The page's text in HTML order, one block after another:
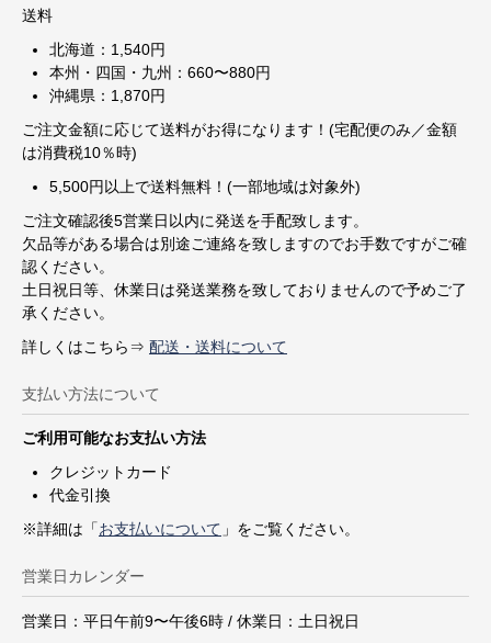
送料
北海道：1,540円
本州・四国・九州：660〜880円
沖縄県：1,870円
ご注文金額に応じて送料がお得になります！(宅配便のみ／金額
は消費税10％時)
5,500円以上で送料無料！(一部地域は対象外)
ご注文確認後5営業日以内に発送を手配致します。
欠品等がある場合は別途ご連絡を致しますのでお手数ですがご確
認ください。
土日祝日等、休業日は発送業務を致しておりませんので予めご了
承ください。
詳しくはこちら⇒ 配送・送料について
支払い方法について
ご利用可能なお支払い方法
クレジットカード
代金引換
※詳細は「お支払いについて 」をご覧ください。
営業日カレンダー
営業日：平日午前9〜午後6時 / 休業日：土日祝日